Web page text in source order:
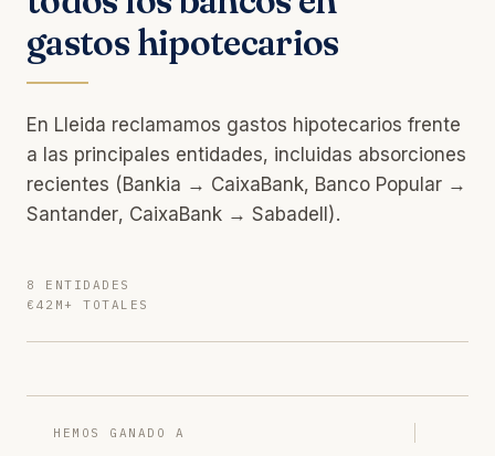
gastos hipotecarios
En Lleida reclamamos gastos hipotecarios frente
a las principales entidades, incluidas absorciones
recientes (Bankia → CaixaBank, Banco Popular →
Santander, CaixaBank → Sabadell).
8 ENTIDADES
€42M+ TOTALES
HEMOS GANADO A